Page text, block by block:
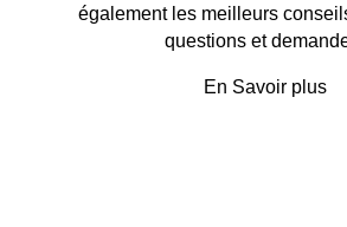
également les meilleurs
questions et
En Savoir plus